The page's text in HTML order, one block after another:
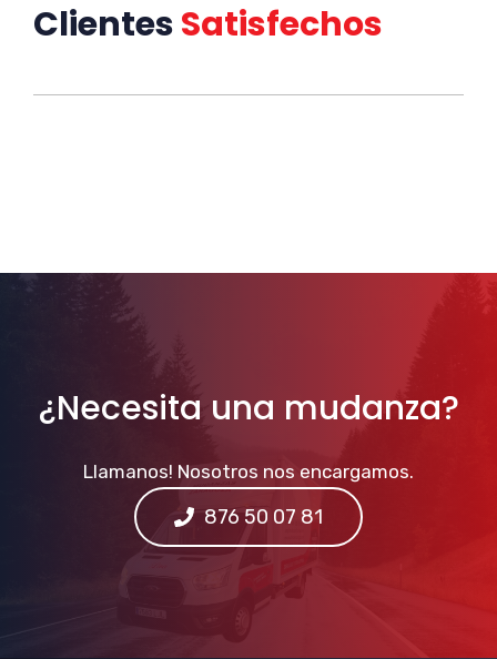
ClientesSatisfechos
¿Necesita una mudanza?
Llamanos! Nosotros nos encargamos.
876 50 07 81